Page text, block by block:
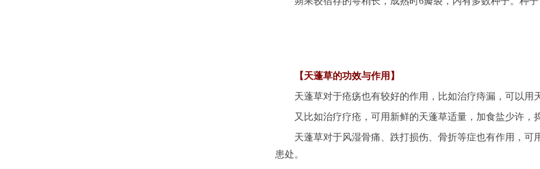
【天蓬草的功效与作用】
天蓬草对于疮疡也有较好的作用，比如治疗痔漏，可以用
又比如治疗疗疮，可用新鲜的天蓬草适量，加食盐少许，捣
天蓬草对于风湿骨痛、跌打损伤、骨折等症也有作用，可
患处。